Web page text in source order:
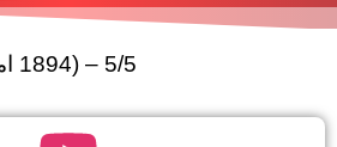
5/5 – (1894 امتیاز)